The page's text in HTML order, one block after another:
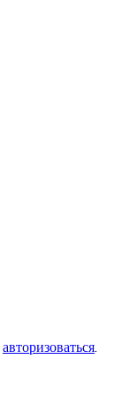
авторизоваться